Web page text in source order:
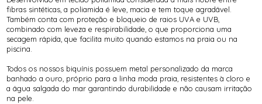
fibras sintéticas, a poliamida é leve, macia e tem toque agradável.
Também conta com proteção e bloqueio de raios UVA e UVB,
combinado com leveza e respirabilidade, o que proporciona uma
secagem rápida, que facilita muito quando estamos na praia ou na
piscina.
Todos os nossos biquínis possuem metal personalizado da marca
banhado a ouro, próprio para a linha moda praia, resistentes à cloro e
a água salgada do mar garantindo durabilidade e não causam irritação
na pele.